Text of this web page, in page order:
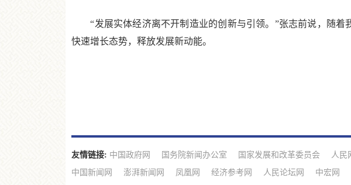
“发展实体经济离不开制造业的创新与引领。”张志前说，随着
快速增长态势，释放发展新动能。
友情链接: 中国政府网 国务院新闻办公室 国家发展和改革委员会 人民
中国新闻网
澎湃新闻网 凤凰网 经济参考网 人民论坛网 中宏网